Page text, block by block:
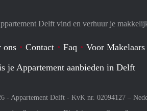
Delft vind en verhuur je
ons Contact Faq Voor Makelaars
je Appartement aanbieden in Delft
- Appartement Delft - KvK nr. 02094127 –